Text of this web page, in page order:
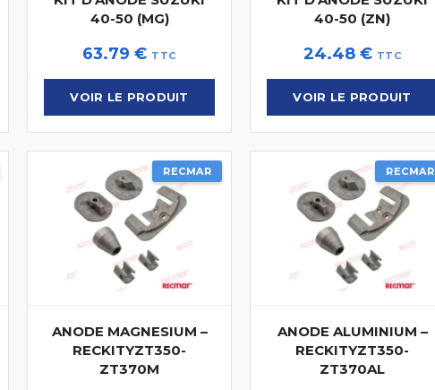
40-50 (MG)
63.79€ TTC
VOIR LE PRODUIT
40-50 (ZN)
24.48 € TTC
VOIR LE PRODUIT
RECMAR
ANODE MAGNESIUM –
RECKITYZT350-
ZT370M
RECMAR
ANODE ALUMINIUM –
RECKITYZT350-
ZT370AL